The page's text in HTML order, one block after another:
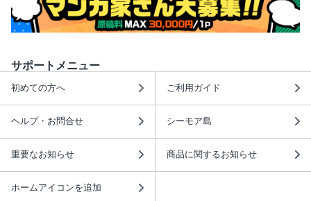
サポートメニュー
初めての方へ ご利用ガイド
ヘルプ・お問合せ シーモア島
重要なお知らせ 商品に関するお知らせ
ホームアイコンを追加